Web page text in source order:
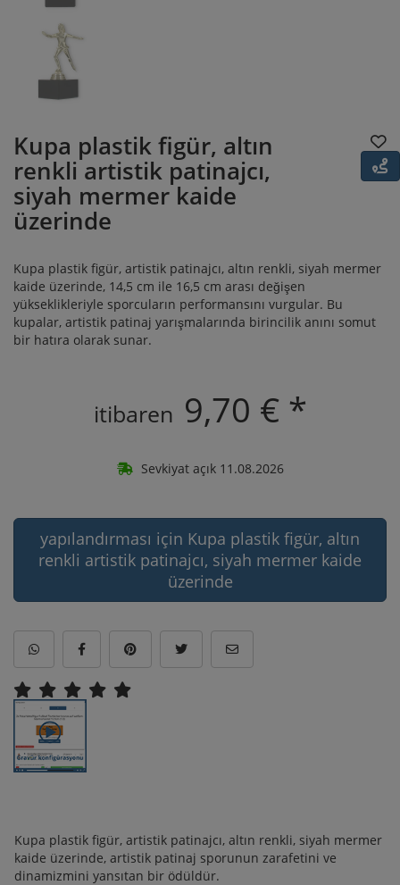
Kupa plastik figür, altın
renkli artistik patinajcı,
siyah mermer kaide
üzerinde
Kupa plastik figür, artistik patinajcı, altın renkli, siyah mermer
kaide üzerinde, 14,5 cm ile 16,5 cm arası değişen
yükseklikleriyle sporcuların performansını vurgular. Bu
kupalar, artistik patinaj yarışmalarında birincilik anını somut
bir hatıra olarak sunar.
itibaren 9,70 € *
Sevkiyat açık 11.08.2026
yapılandırması için Kupa plastik figür, altın
renkli artistik patinajcı, siyah mermer kaide
üzerinde
Kupa plastik figür, artistik patinajcı, altın renkli, siyah mermer
kaide üzerinde, artistik patinaj sporunun zarafetini ve
dinamizmini yansıtan bir ödüldür.